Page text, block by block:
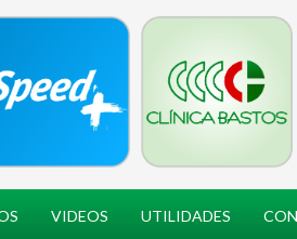
VIDEOS UTILIDADES